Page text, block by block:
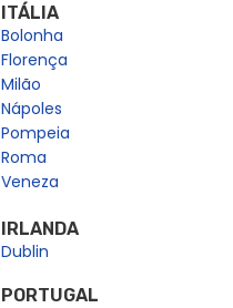
ITÁLIA
Bolonha
Florença
Milão
Nápoles
Pompeia
Roma
Veneza
IRLANDA
Dublin
PORTUGAL